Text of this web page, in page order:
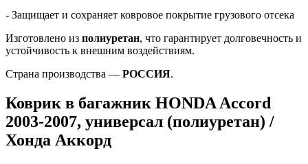
- Защищает и сохраняет ковровое покрытие грузового отсека
Изготовлено из полиуретан, что гарантирует долговечность и
устойчивость к внешним воздействиям.
Страна производства — РОССИЯ.
Коврик в багажник HONDA Accord
2003-2007, универсал (полиуретан) /
Хонда Аккорд